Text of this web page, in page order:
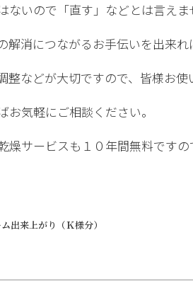
ないので「直す」などとは言えま
解消につながるお手伝いを出来れ
整などが大切ですので、皆様お使
お気軽にご相談ください。
燥サービスも１０年間無料ですの
出来上がり（Ｋ様分）